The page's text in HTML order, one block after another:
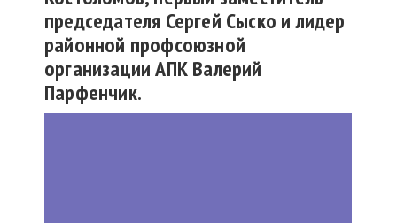
председателя Сергей Сыско и лидер
районной профсоюзной
организации АПК Валерий
Парфенчик.